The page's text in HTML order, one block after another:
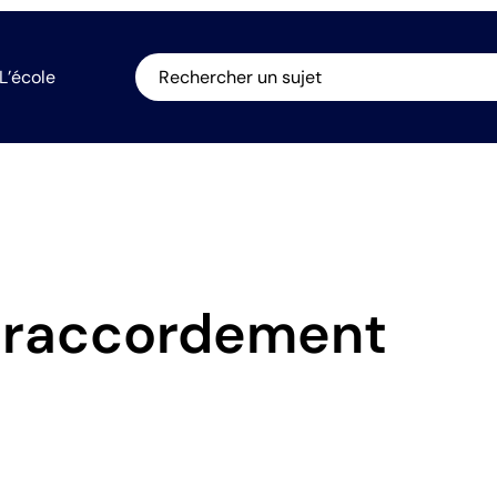
L’école Rechercher un sujet